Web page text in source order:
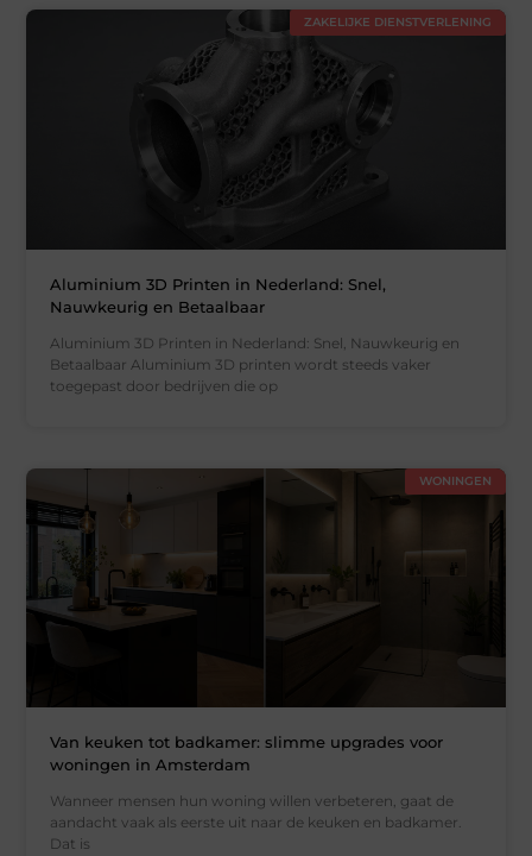
ZAKELIJKE DIENSTVERLENING
Aluminium 3D Printen in Nederland: Snel,
Nauwkeurig en Betaalbaar
Aluminium 3D Printen in Nederland: Snel, Nauwkeurig en
Betaalbaar Aluminium 3D printen wordt steeds vaker
toegepast door bedrijven die op
WONINGEN
Van keuken tot badkamer: slimme upgrades voor
woningen in Amsterdam
Wanneer mensen hun woning willen verbeteren, gaat de
aandacht vaak als eerste uit naar de keuken en badkamer.
Dat is